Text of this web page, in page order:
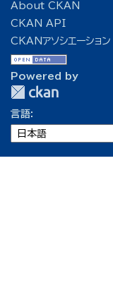
About CKAN
CKAN API
CKANアソシエーション
Powered by
言語